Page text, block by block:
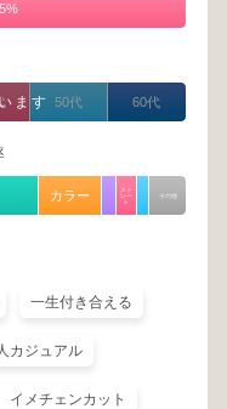
ます 50代 60代
カラー
スト
レー
ト
その他
一生付き合える
カジュアル
イメチェンカット